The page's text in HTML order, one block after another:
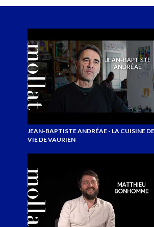
JEAN-BAPTISTE ANDRÉAE - LA CUISINE
VIE DE VAURIEN